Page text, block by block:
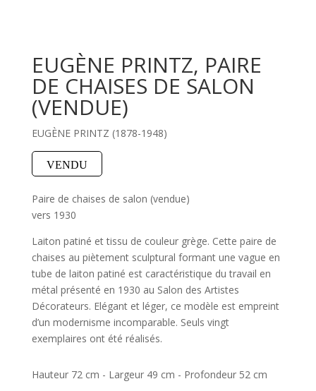
EUGÈNE PRINTZ, PAIRE
DE CHAISES DE SALON
(VENDUE)
EUGÈNE PRINTZ (1878-1948)
VENDU
Paire de chaises de salon (vendue)
vers 1930
Laiton patiné et tissu de couleur grège. Cette paire de
chaises au piètement sculptural formant une vague en
tube de laiton patiné est caractéristique du travail en
métal présenté en 1930 au Salon des Artistes
Décorateurs. Elégant et léger, ce modèle est empreint
d’un modernisme incomparable. Seuls vingt
exemplaires ont été réalisés.
Hauteur 72 cm - Largeur 49 cm - Profondeur 52 cm